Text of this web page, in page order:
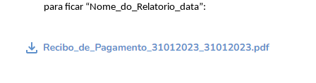
para ficar “Nome_do_Relatorio_data”: